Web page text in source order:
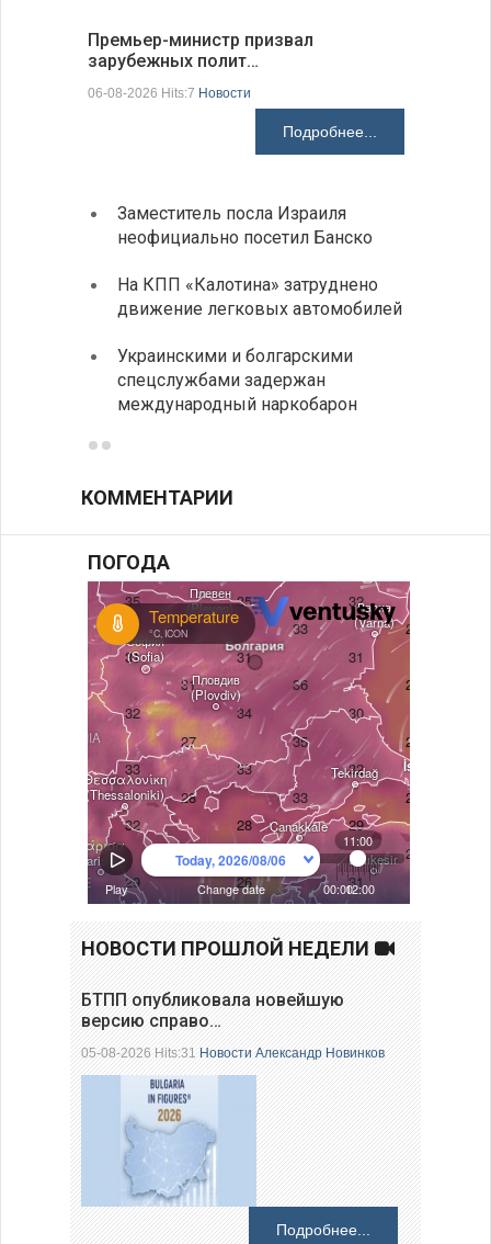
Премьер-министр призвал
зарубежных полит…
06-08-2026 Hits:7 Новости
Подробнее...
Заместитель посла Израиля
неофициально посетил Банско
На КПП «Калотина» затруднено
движение легковых автомобилей
Украинскими и болгарскими
спецслужбами задержан
международный наркобарон
КОММЕНТАРИИ
ПОГОДА
НОВОСТИ ПРОШЛОЙ НЕДЕЛИ
БТПП опубликовала новейшую
версию справо…
05-08-2026 Hits:31Новости Александр Новинков
Подробнее...